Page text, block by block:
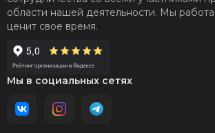
области нашей деятельности. Мы
ценит свое время.
Мы в социальных сетях